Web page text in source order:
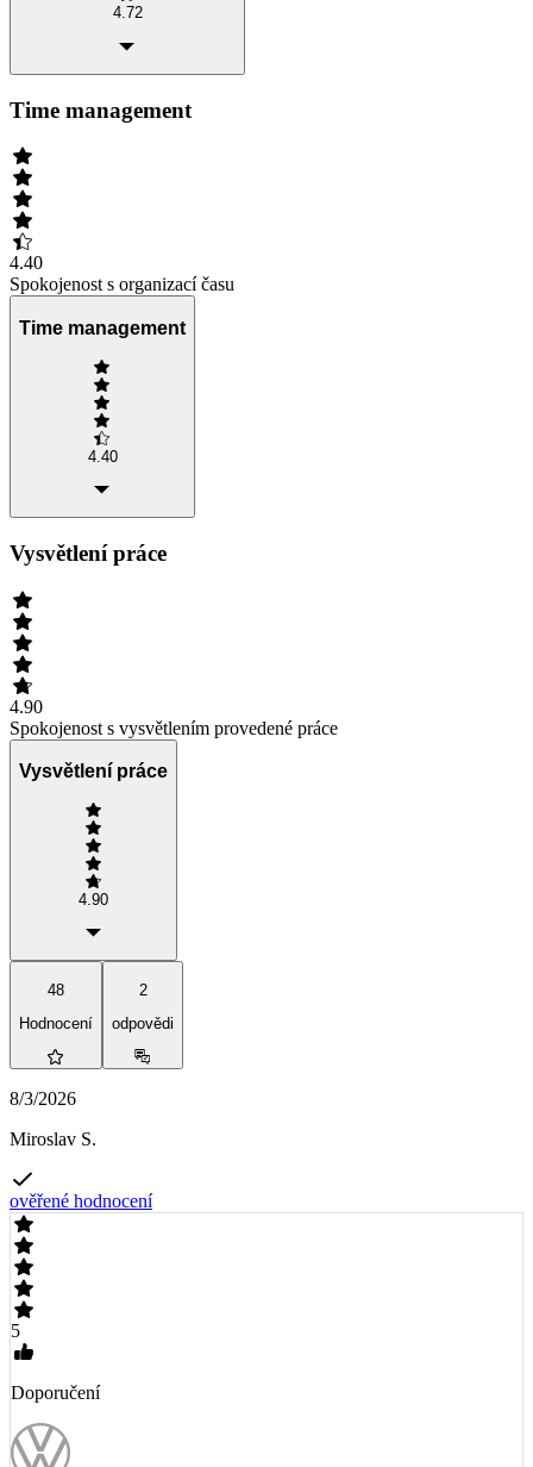
4.72
Time management
4.40
Spokojenost s organizací času
Time management
4.40
Vysvětlení práce
4.90
Spokojenost s vysvětlením provedené práce
Vysvětlení práce
4.90
48
Hodnocení
2
odpovědi
8/3/2026
Miroslav S.
ověřené hodnocení
5
Doporučení